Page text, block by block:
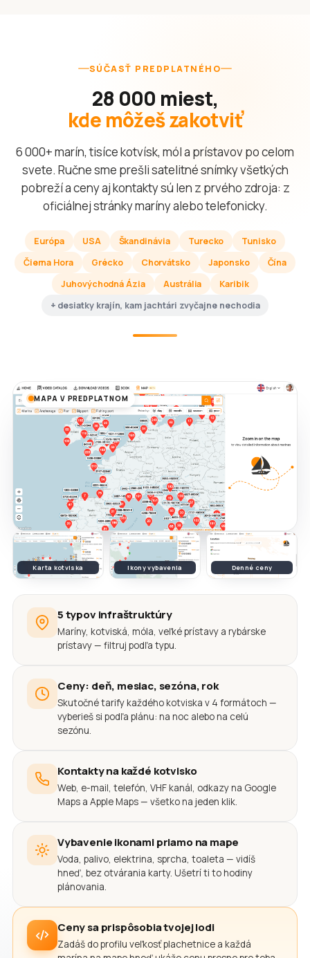
SÚČASŤ PREDPLATNÉHO
28 000 miest,
kde môžeš zakotviť
6 000+ marín, tisíce kotvísk, mól a prístavov po celom
svete. Ručne sme prešli satelitné snímky všetkých
pobreží a ceny aj kontakty sú len z prvého zdroja: z
oficiálnej stránky maríny alebo telefonicky.
Európa USA Škandinávia Turecko
Tunisko
Čierna Hora
Grécko Chorvátsko Japonsko
Čína
Juhovýchodná Ázia
Austrália
Karibik
+ desiatky krajín, kam jachtári zvyčajne nechodia
MAPA V PREDPLATNOM
Karta kotviska Ikony vybavenia Denné ceny
5 typov infraštruktúry
Maríny, kotviská, móla, veľké prístavy a rybárske
prístavy — filtruj podľa typu.
Ceny: deň, mesiac, sezóna, rok
Skutočné tarify každého kotviska v 4 formátoch —
vyberieš si podľa plánu: na noc alebo na celú
sezónu.
Kontakty na každé kotvisko
Web, e-mail, telefón, VHF kanál, odkazy na Google
Maps a Apple Maps — všetko na jeden klik.
Vybavenie ikonami priamo na mape
Voda, palivo, elektrina, sprcha, toaleta — vidíš
hneď, bez otvárania karty. Ušetrí ti to hodiny
plánovania.
Ceny sa prispôsobia tvojej lodi
Zadáš do profilu veľkosť plachetnice a každá